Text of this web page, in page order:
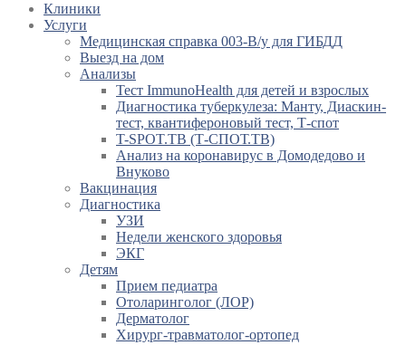
Клиники
Услуги
Медицинская справка 003-В/у для ГИБДД
Выезд на дом
Анализы
Тест ImmunoHealth для детей и взрослых
Диагностика туберкулеза: Манту, Диаскин-
тест, квантифероновый тест, Т-спот
T-SPOT.TB (Т-СПОТ.ТВ)
Анализ на коронавирус в Домодедово и
Внуково
Вакцинация
Диагностика
УЗИ
Недели женского здоровья
ЭКГ
Детям
Прием педиатра
Отоларинголог (ЛОР)
Дерматолог
Хирург-травматолог-ортопед